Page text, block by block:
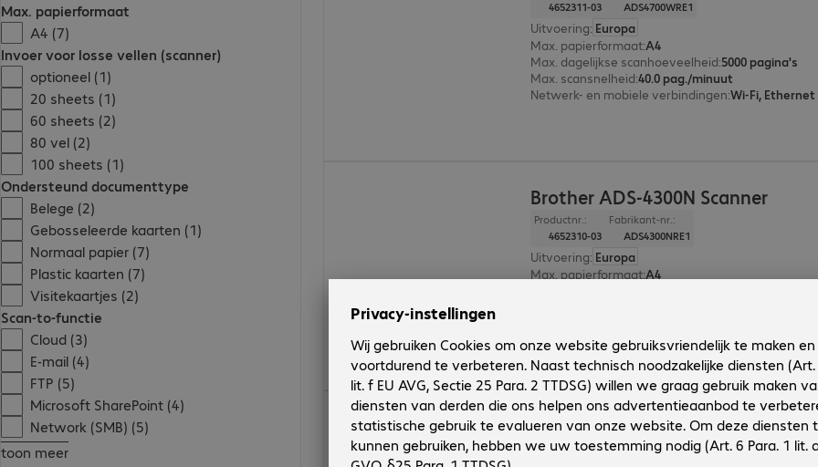
Max. papierformaat
A4 (7)
Invoer voor losse vellen (scanner)
optioneel (1)
20 sheets (1)
60 sheets (2)
80 vel (2)
100 sheets (1)
Ondersteund documenttype
Belege (2)
Gebosseleerde kaarten (1)
Normaal papier (7)
Plastic kaarten (7)
Visitekaartjes (2)
Scan-to-functie
Cloud (3)
E-mail (4)
FTP (5)
Microsoft SharePoint (4)
Network (SMB) (5)
toon meer
4652311-03
ADS4700WRE1
Uitvoering: Europa
Max. papierformaat:A4
Max. dagelijkse scanhoeveelheid:5000 pagina's
Max. scansnelheid:40.0 pag./minuut
Netwerk- en mobiele verbindingen:Wi-Fi, Ethernet
Brother ADS-4300N Scanner
Productnr.:
4652310-03
Fabrikant-nr.:
ADS4300NRE1
Uitvoering: Europa
Max. papierformaat:A4
Brother ADS-4500W Scanner
Productnr.:
Fabrikant-nr.:
€ 506,99